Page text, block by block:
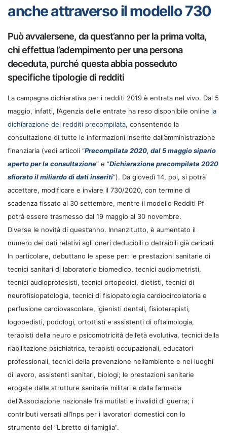
anche attraverso il modello 730
Può avvalersene, da quest’anno per la prima volta,
chi effettua l’adempimento per una persona
deceduta, purché questa abbia posseduto
specifiche tipologie di redditi
La campagna dichiarativa per i redditi 2019 è entrata nel vivo. Dal 5
maggio, infatti, l’Agenzia delle entrate ha reso disponibile online la
dichiarazione dei redditi precompilata, consentendo la
consultazione di tutte le informazioni inserite dall’amministrazione
finanziaria (vedi articoli “Precompilata 2020, dal 5 maggio sipario
aperto per la consultazione” e “Dichiarazione precompilata 2020
sfiorato il miliardo di dati inseriti”). Da giovedì 14, poi, si potrà
accettare, modificare e inviare il 730/2020, con termine di
scadenza fissato al 30 settembre, mentre il modello Redditi Pf
potrà essere trasmesso dal 19 maggio al 30 novembre.
Diverse le novità di quest’anno. Innanzitutto, è aumentato il
numero dei dati relativi agli oneri deducibili o detraibili già caricati.
In particolare, debuttano le spese per: le prestazioni sanitarie di
tecnici sanitari di laboratorio biomedico, tecnici audiometristi,
tecnici audioprotesisti, tecnici ortopedici, dietisti, tecnici di
neurofisiopatologia, tecnici di fisiopatologia cardiocircolatoria e
perfusione cardiovascolare, igienisti dentali, fisioterapisti,
logopedisti, podologi, ortottisti e assistenti di oftalmologia,
terapisti della neuro e psicomotricità dell’età evolutiva, tecnici della
riabilitazione psichiatrica, terapisti occupazionali, educatori
professionali, tecnici della prevenzione nell’ambiente e nei luoghi
di lavoro, assistenti sanitari, biologi; le prestazioni sanitarie
erogate dalle strutture sanitarie militari e dalla farmacia
dell’Associazione nazionale fra mutilati e invalidi di guerra; i
contributi versati all’Inps per i lavoratori domestici con lo
strumento del “Libretto di famiglia”.